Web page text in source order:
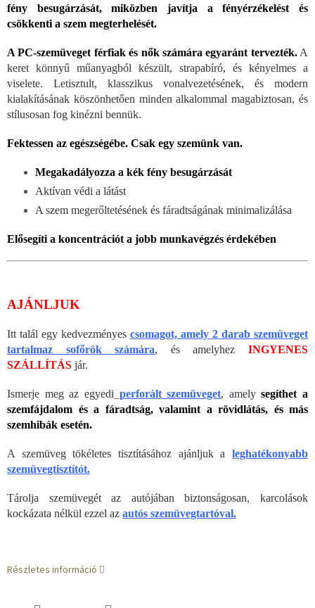
fény besugárzását, miközben javítja a fényérzékelést és
csökkenti a szem megterhelését.
A PC-szemüveget férfiak és nők számára egyaránt tervezték.A
keret könnyű műanyagból készült, strapabíró, és kényelmes a
viselete. Letisztult, klasszikus vonalvezetésének, és modern
kialakításának köszönhetően minden alkalommal magabiztosan, és
stílusosan fog kinézni bennük.
Fektessen az egészségébe. Csak egy szemünk van.
Megakadályozza a kék fény besugárzását
Aktívan védi a látást
A szem megerőltetésének és fáradtságának minimalizálása
Elősegíti a koncentrációt a jobb munkavégzés érdekében
AJÁNLJUK
Itt talál egy kedvezményes csomagot, amely 2 darab szemüveget
tartalmaz sofőrök számára, és amelyhezINGYENES
SZÁLLÍTÁS jár.
Ismerje meg az egyedi perforált szemüveget, amelysegíthet a
szemfájdalom és a fáradtság, valamint a rövidlátás, és más
szemhibák esetén.
A szemüveg tökéletes tisztításához ajánljuk a leghatékonyabb
szemüvegtisztítót.
Tárolja szemüvegét az autójában biztonságosan, karcolások
kockázata nélkül ezzel az autós szemüvegtartóval.
Részletes információ